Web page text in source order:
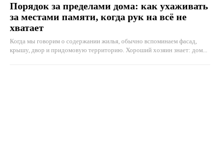
Порядок за пределами дома: как ухаживать
за местами памяти, когда рук на всё не
хватает
Когда мы говорим о содержании жилья, обычно вспоминаем фасад,
крышу, двор и придомовую территорию. Хороший хозяин знает: дом...